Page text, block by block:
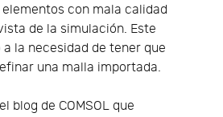
con mala calidad
de la simulación. Este
la necesidad de tener que
una malla importada.
blog de COMSOL que